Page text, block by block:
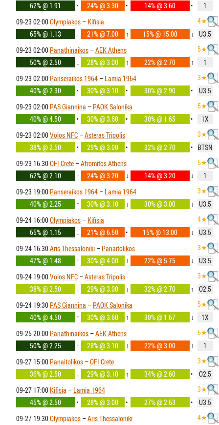
62% @ 1.91
• 24% @ 3.30 • 14% @ 3.60 •
1
09-23 02:00Olympiakos– Kifisia
4★
65% @ 1.13
↓ 21% @ 7.00 ↑ 15% @ 15.00 ↓
U3.5
09-23 02:00 Panathinaikos–AEK Athens
5★
50% @ 2.50
↓ 28% @ 3.00 ↑ 22% @ 2.70 ↑
1
09-23 02:00 Panseraikos 1964– Lamia 1964
3★
40% @ 2.30
• 30% @ 3.10 • 30% @ 2.90 •
U3.5
09-23 02:00 PAS Giannina – PAOK Salonika
5★
40% @ 4.50
• 30% @ 3.60 • 30% @ 1.65 •
1X
09-23 02:00Volos NFC–Asteras Tripolis
3★
38% @ 2.50
• 29% @ 3.00 • 32% @ 2.70 • BTSN
09-23 16:30OFI Crete–Atromitos Athens
5★
62% @ 2.10
↑ 24% @ 3.20 ↓ 14% @ 3.20 ↓
1
09-23 19:00 Panseraikos 1964– Lamia 1964
3★
40% @ 2.25
↑ 30% @ 3.10 ↓ 30% @ 3.00 ↓
U3.5
09-24 16:00Olympiakos– Kifisia
4★
65% @ 1.15
↓ 21% @ 6.50 • 15% @ 13.00 ↓
U3.5
09-24 16:30Aris Thessaloniki– Panaitolikos
3★
47% @ 1.48
↑ 30% @ 4.00 ↑ 22% @ 5.75 ↓
U3.5
09-24 19:00Volos NFC–Asteras Tripolis
3★
38% @ 2.50
↓ 29% @ 3.00 ↓ 32% @ 2.70 ↑
O2.5
09-24 19:30 PAS Giannina – PAOK Salonika
5★
40% @ 4.50
↑ 30% @ 3.60 ↑ 30% @ 1.67 ↓
1X
09-25 20:00 Panathinaikos–AEK Athens
5★
50% @ 2.25
↑ 28% @ 3.10 ↑ 22% @ 3.00 ↑
1
09-27 15:00 Panaitolikos–OFI Crete
3★
36% @ 2.50
↓ 29% @ 3.10 ↑ 34% @ 2.60 •
O2.5
09-27 17:00 Kifisia – Lamia 1964
3★
45% @ 2.50
• 28% @ 3.00 • 27% @ 2.63 •
U3.5
09-27 19:30Olympiakos–Aris Thessaloniki
4★